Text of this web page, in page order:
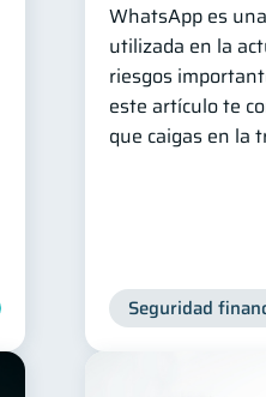
WhatsApp es
utilizada en la
riesgos
este artículo te
que caigas en la
Seguridad